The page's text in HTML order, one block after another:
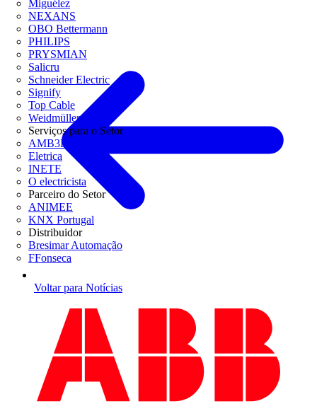
Miguélez
NEXANS
OBO Bettermann
PHILIPS
PRYSMIAN
Salicru
Schneider Electric
Signify
Top Cable
Weidmüller
Serviços para o Setor
AMB3E
Eletrica
INETE
O electricista
Parceiro do Setor
ANIMEE
KNX Portugal
Distribuidor
Bresimar Automação
FFonseca
Voltar para Notícias